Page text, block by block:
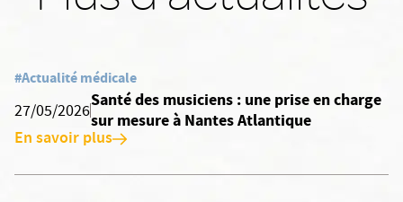
#Actualité médicale
27/05/2026
Santé des musiciens : une prise en charge
sur mesure à Nantes Atlantique
En savoir plus